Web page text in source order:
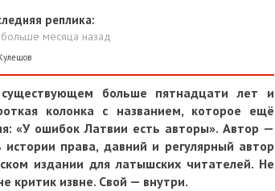
реплика:
больше месяца назад
больше пятнадцати лет и
колонка с названием, которое ещё
«У ошибок Латвии есть авторы». Автор —
права, давний и регулярный автор
издании для латышских читателей. Не
критик извне. Свой — внутри.